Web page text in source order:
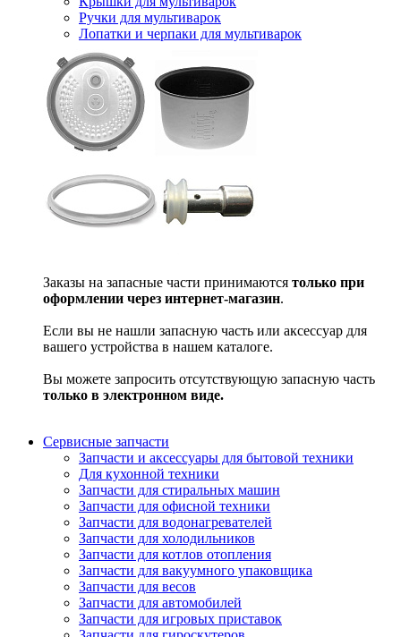
Ручки для мультиварок
Лопатки и черпаки для мультиварок
Заказы на запасные части принимаются только при
оформлении через интернет-магазин.
Если вы не нашли запасную часть или аксессуар для
вашего устройства в нашем каталоге.
Вы можете запросить отсутствующую запасную часть
только в электронном виде.
Сервисные запчасти
Запчасти и аксессуары для бытовой техники
Для кухонной техники
Запчасти для стиральных машин
Запчасти для офисной техники
Запчасти для водонагревателей
Запчасти для холодильников
Запчасти для котлов отопления
Запчасти для вакуумного упаковщика
Запчасти для весов
Запчасти для автомобилей
Запчасти для игровых приставок